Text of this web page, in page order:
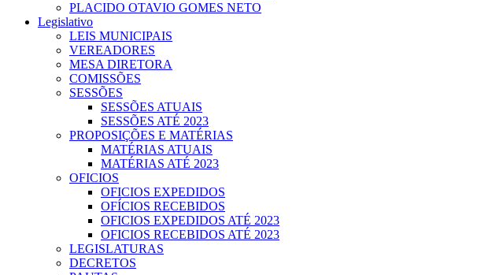
PLACIDO OTAVIO GOMES NETO
Legislativo
LEIS MUNICIPAIS
VEREADORES
MESA DIRETORA
COMISSÕES
SESSÕES
SESSÕES ATUAIS
SESSÕES ATÉ 2023
PROPOSIÇÕES E MATÉRIAS
MATÉRIAS ATUAIS
MATÉRIAS ATÉ 2023
OFICIOS
OFICIOS EXPEDIDOS
OFÍCIOS RECEBIDOS
OFICIOS EXPEDIDOS ATÉ 2023
OFICIOS RECEBIDOS ATÉ 2023
LEGISLATURAS
DECRETOS